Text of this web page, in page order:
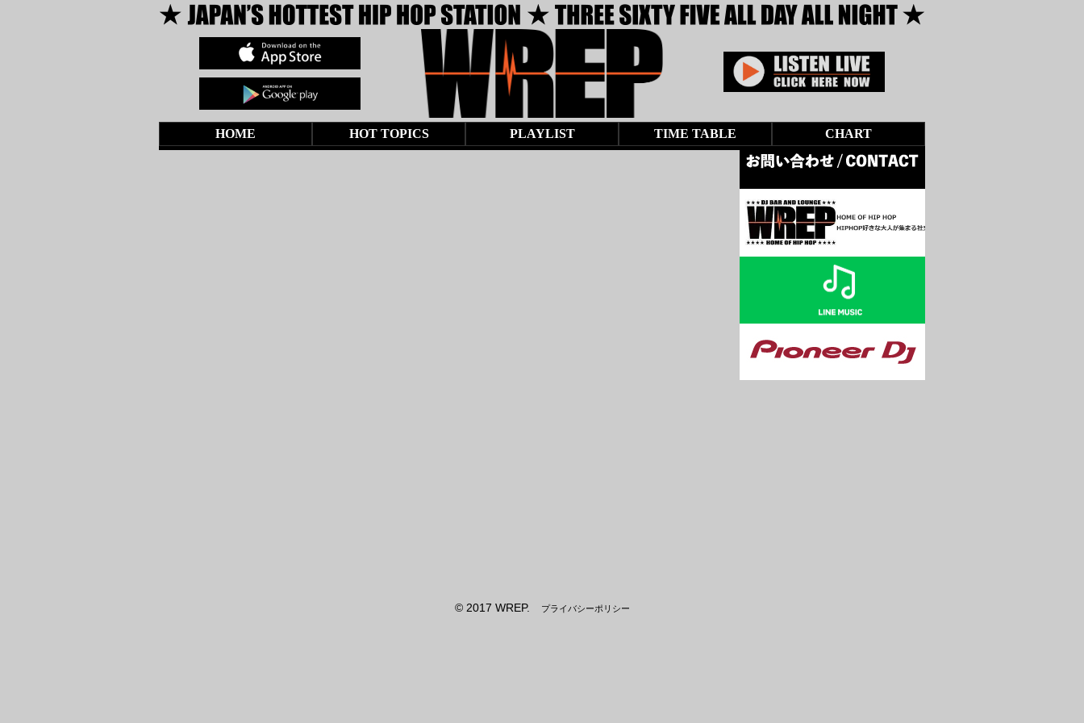
HOME HOT TOPICS PLAYLIST TIME TABLE CHART
© 2017 WREP. プライバシーポリシー